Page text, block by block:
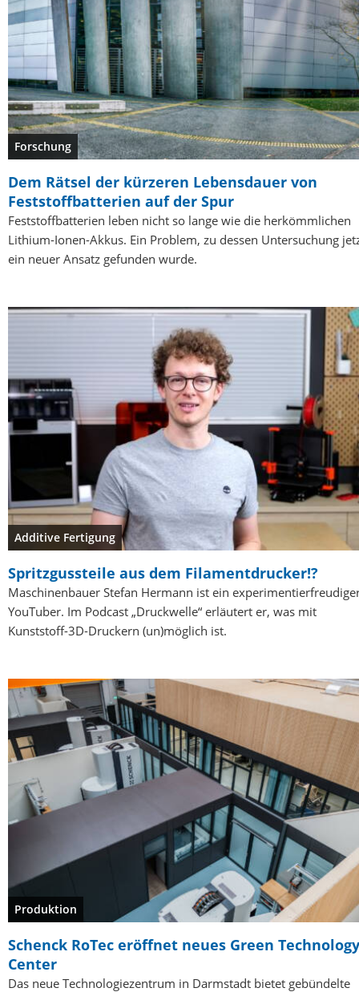
Forschung
Dem Rätsel der kürzeren Lebensdauer von
Feststoffbatterien auf der Spur
Feststoffbatterien leben nicht so lange wie die herkömmlichen
Lithium-Ionen-Akkus. Ein Problem, zu dessen Untersuchung
ein neuer Ansatz gefunden wurde.
Additive Fertigung
Spritzgussteile aus dem Filamentdrucker!?
Maschinenbauer Stefan Hermann ist ein
YouTuber. Im Podcast „Druckwelle“ erläutert er, was mit
Kunststoff-3D-Druckern (un)möglich ist.
Produktion
Schenck RoTec eröffnet neues Green Technology
Center
Das neue Technologiezentrum in Darmstadt bietet gebündelte